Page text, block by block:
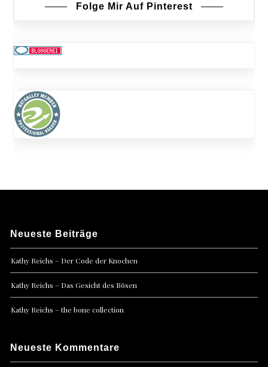
Folge Mir Auf Pinterest
Neueste Beiträge
Kathy Reichs – Der Code der Knochen
Kathy Reichs – Das Gesicht des Bösen
Kathy Reichs – the bone collection
Neueste Kommentare